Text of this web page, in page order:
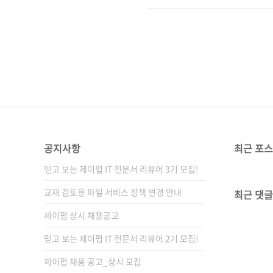
공지사항
믿고 보는 제이펍 IT 전문서 리뷰어 3기 모집!
교재 검토용 파일 서비스 정책 변경 안내
제이펍 상시 채용공고
믿고 보는 제이펍 IT 전문서 리뷰어 2기 모집!
제이펍 채용 공고_상시 모집
최근 포
최근 댓글